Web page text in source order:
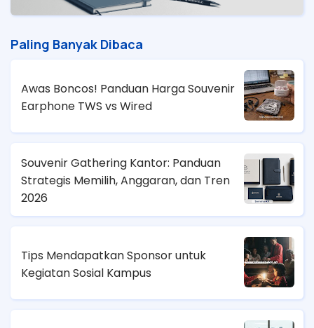
Paling Banyak Dibaca
Awas Boncos! Panduan Harga Souvenir
Earphone TWS vs Wired
Souvenir Gathering Kantor: Panduan
Strategis Memilih, Anggaran, dan Tren
2026
Tips Mendapatkan Sponsor untuk
Kegiatan Sosial Kampus